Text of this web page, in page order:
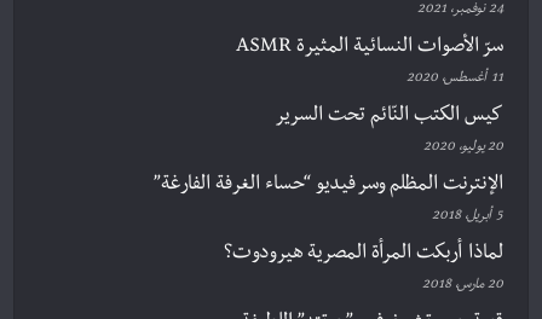
24 نوفمبر، 2021
سرّ الأصوات النسائية المثيرة ASMR
11 أغسطس، 2020
كيس الكتب النّائم تحت السرير
20 يوليو، 2020
الإنترنت المظلم وسر فيديو “حساء الغرفة الفارغة”
5 أبريل، 2018
لماذا أربكت المرأة المصرية هيرودوت؟
20 مارس، 2018